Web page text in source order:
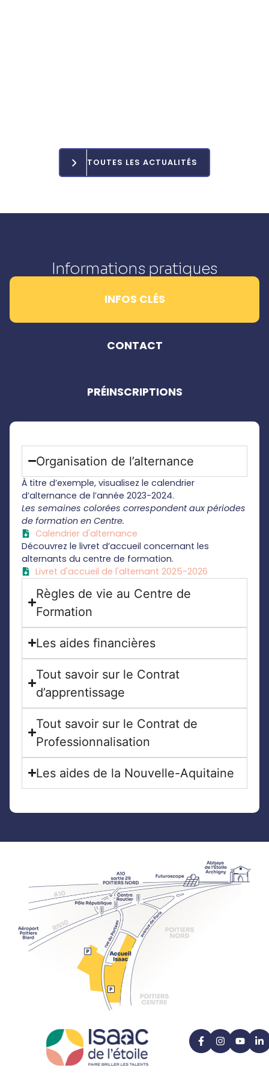
TOUTES LES ACTUALITÉS
Informations pratiques
INFOS CLÉS
CONTACT
PRÉINSCRIPTIONS
Organisation de l’alternance
À titre d’exemple, visualisez le calendrier
d’alternance de l’année 2023-2024.
Les semaines colorées correspondent aux périodes
de formation en Centre.
Calendrier d'alternance
Découvrez le livret d’accueil concernant les
alternants du centre de formation.
Livret d'accueil de l'alternant 2025-2026
Règles de vie au Centre de
Formation
Les aides financières
Tout savoir sur le Contrat
d’apprentissage
Tout savoir sur le Contrat de
Professionnalisation
Les aides de la Nouvelle-Aquitaine